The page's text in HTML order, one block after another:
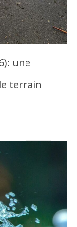
une
terrain